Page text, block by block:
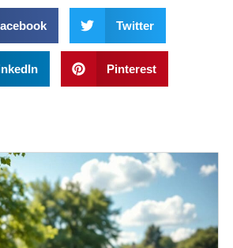
Twitter
Pinterest